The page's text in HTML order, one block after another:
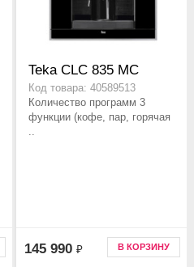
Teka CLC 835 MC
Код товара: 40589513
Количество программ 3
функции (кофе, пар, горячая
145 990 ₽ В КОРЗИНУ